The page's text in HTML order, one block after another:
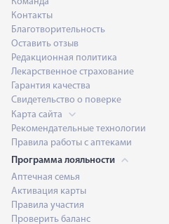
Контакты
Благотворительность
Оставить отзыв
Редакционная политика
Лекарственное страхование
Гарантия качества
Свидетельство о поверке
Карта сайта
Рекомендательные технологии
Правила работы с аптеками
Программа лояльности
Аптечная семья
Активация карты
Правила участия
Проверить баланс